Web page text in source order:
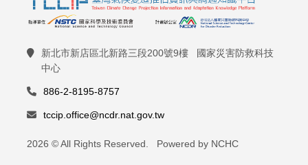
新北市新店區北新路三段200號9樓 國家災害防救科技
中心
886-2-8195-8757
tccip.office@ncdr.nat.gov.tw
2026 © All Rights Reserved. Powered by NCHC